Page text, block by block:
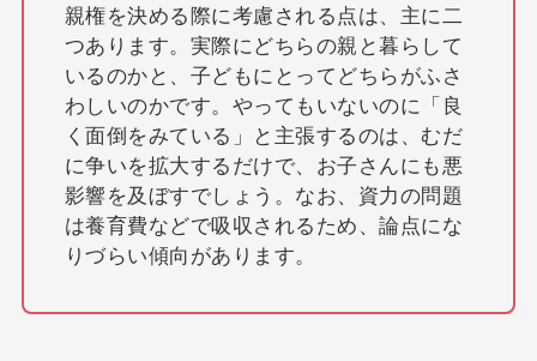
親権を決める際に考慮される点は、主に二
つあります。実際にどちらの親と暮らして
いるのかと、子どもにとってどちらがふさ
わしいのかです。やってもいないのに「良
く面倒をみている」と主張するのは、むだ
に争いを拡大するだけで、お子さんにも悪
影響を及ぼすでしょう。なお、資力の問題
は養育費などで吸収されるため、論点にな
りづらい傾向があります。